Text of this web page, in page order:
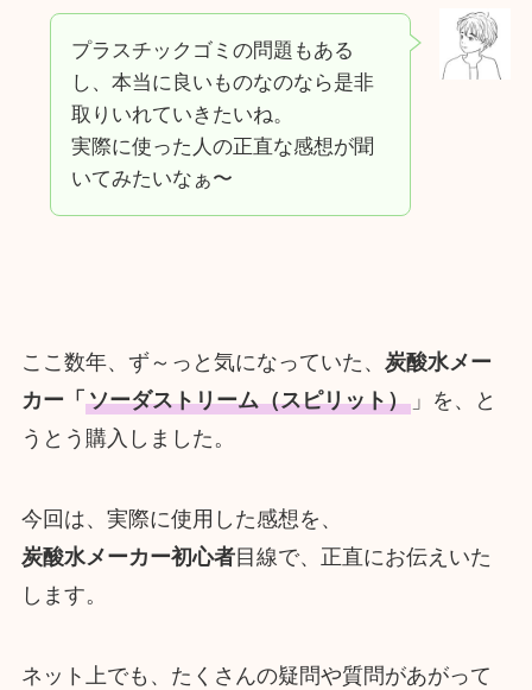
プラスチックゴミの問題もある
し、本当に良いものなのなら是非
取りいれていきたいね。
実際に使った人の正直な感想が聞
いてみたいなぁ〜
ここ数年、ず～っと気になっていた、 炭酸水メー
カー「 ソーダストリーム（スピリット）」を、と
うとう購入しました。
今回は、実際に使用した感想を、
炭酸水メーカー初心者目線で、正直にお伝えいた
します。
ネット上でも、たくさんの疑問や質問があがって